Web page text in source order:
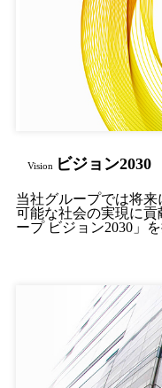
Vision ビジョン2030
当社グループでは将
可能な社会の実現に
ープ ビジョン2030」